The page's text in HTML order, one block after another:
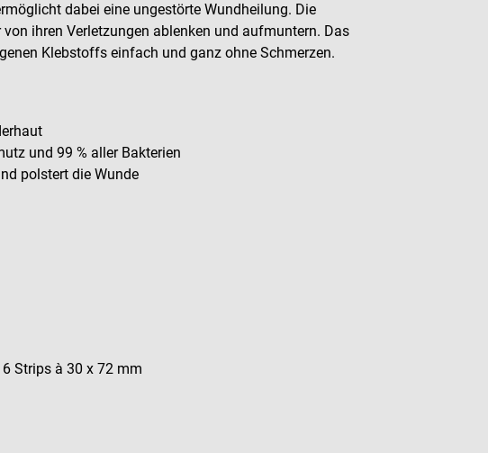
dabei eine ungestörte Wundheilung. Die
ihren Verletzungen ablenken und aufmuntern. Das
Klebstoffs einfach und ganz ohne Schmerzen.
und 99 % aller Bakterien
polstert die Wunde
Strips à 30 x 72 mm